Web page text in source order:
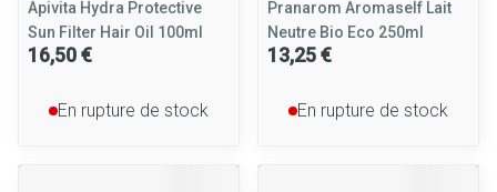
Apivita Hydra Protective
Sun Filter Hair Oil 100ml
16,50 €
En rupture de stock
Pranarom Aromaself Lait
Neutre Bio Eco 250ml
13,25 €
En rupture de stock